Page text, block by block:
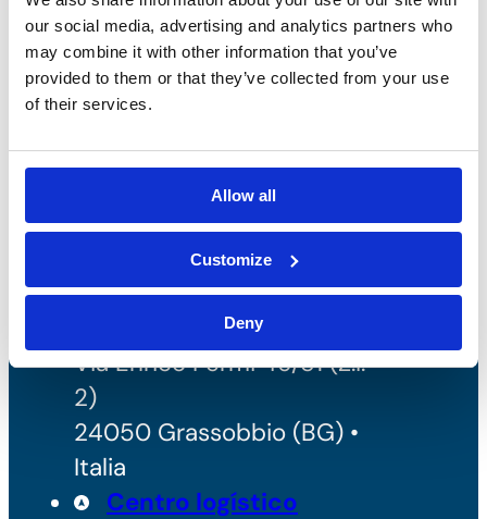
our social media, advertising and analytics partners who
may combine it with other information that you’ve
provided to them or that they’ve collected from your use
of their services.
Allow all
Customize
Deny
Núm de IVA: IT00227840162
+39 035 3846011
REA: BG - 98000
Capital social: 260.000 €
Sede y producción
Via Enrico Fermi 49/51 (Z.I.
2)
24050 Grassobbio (BG) •
Italia
Centro logístico